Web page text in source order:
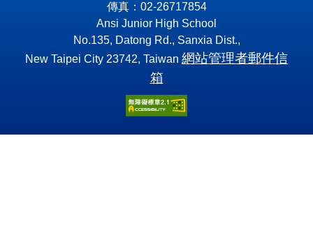
傳真：02-26717854
Ansi Junior High School
No.135, Datong Rd., Sanxia Dist.,
New Taipei City 23742, Taiwan 網站管理者郵件信
箱